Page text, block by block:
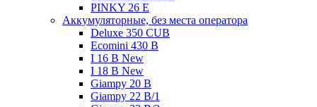
PINKY 26 E
Аккумуляторные, без места оператора
Deluxe 350 CUB
Ecomini 430 B
I 16 B New
I 18 B New
Giampy 20 B
Giampy 22 B/1